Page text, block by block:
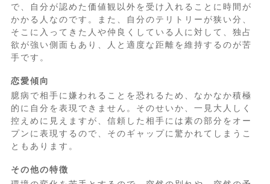
で、自分が認めた価値観以外を受け入れることに時間が
かかる人なのです。また、自分のテリトリーが狭い分、
そこに入ってきた人や仲良くしている人に対して、独占
欲が強い側面もあり、人と適度な距離を維持するのが苦
手です。
恋愛傾向
臆病で相手に嫌われることを恐れるため、なかなか積極
的に自分を表現できません。そのせいか、一見大人しく
控えめに見えますが、信頼した相手には素の部分をオー
プンに表現するので、そのギャップに驚かれてしまうこ
ともあります。
その他の特徴